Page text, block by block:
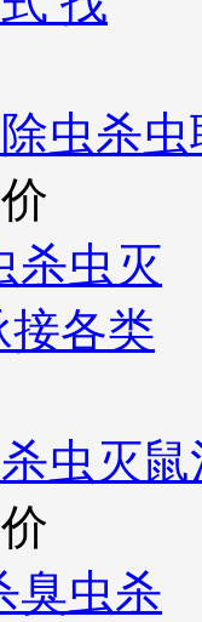
虫杀
虫灭